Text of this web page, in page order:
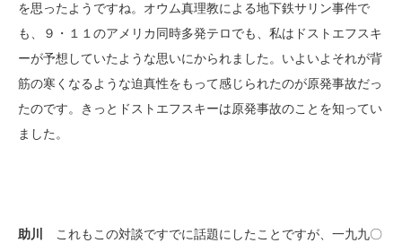
を思ったようですね。オウム真理教による地下鉄サリン事件で
も、９・１１のアメリカ同時多発テロでも、私はドストエフスキ
ーが予想していたような思いにかられました。いよいよそれが背
筋の寒くなるような迫真性をもって感じられたのが原発事故だっ
たのです。きっとドストエフスキーは原発事故のことを知ってい
ました。
助川
これもこの対談ですでに話題にしたことですが、一九九〇